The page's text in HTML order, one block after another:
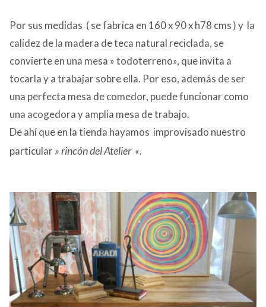
Por sus medidas ( se fabrica en 160 x 90 x h78 cms ) y la
calidez de la madera de teca natural reciclada, se
convierte en una mesa » todoterreno», que invita a
tocarla y a trabajar sobre ella. Por eso, además de ser
una perfecta mesa de comedor, puede funcionar como
una acogedora y amplia mesa de trabajo.
De ahí que en la tienda hayamos improvisado nuestro
particular » rincón del Atelier «.